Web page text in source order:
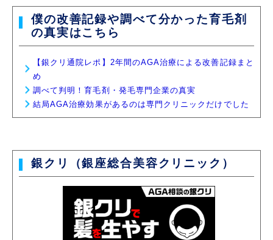
僕の改善記録や調べて分かった育毛剤
の真実はこちら
【銀クリ通院レポ】2年間のAGA治療による改善記録まと
め
調べて判明！育毛剤・発毛専門企業の真実
結局AGA治療効果があるのは専門クリニックだけでした
銀クリ（銀座総合美容クリニック）